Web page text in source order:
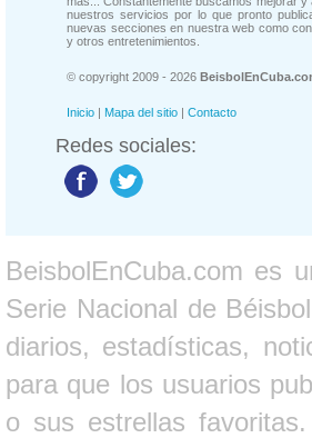
nuestros servicios por lo que pronto
nuevas secciones en nuestra web como
y otros entretenimientos.
© copyright 2009 - 2026
Inicio | Mapa del sitio | Contacto
Redes sociales:
BeisbolEnCuba.com es
Serie Nacional de
diarios, estadísticas,
para que los usuarios
o sus estrellas